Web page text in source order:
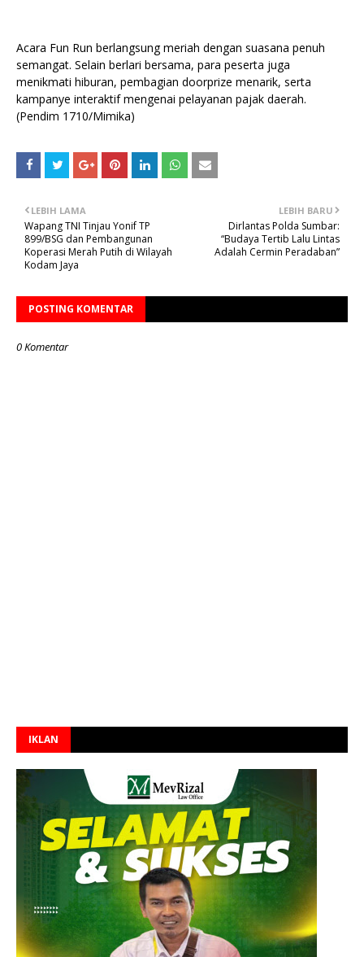
Acara Fun Run berlangsung meriah dengan suasana penuh
semangat. Selain berlari bersama, para peserta juga
menikmati hiburan, pembagian doorprize menarik, serta
kampanye interaktif mengenai pelayanan pajak daerah.
(Pendim 1710/Mimika)
LEBIH BARU
Dirlantas Polda Sumbar:
“Budaya Tertib Lalu Lintas
Adalah Cermin Peradaban”
LEBIH LAMA
Wapang TNI Tinjau Yonif TP
899/BSG dan Pembangunan
Koperasi Merah Putih di Wilayah
Kodam Jaya
POSTING KOMENTAR
0 Komentar
IKLAN